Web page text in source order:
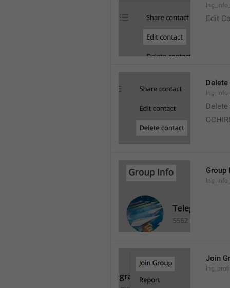
Edit
Group
Join